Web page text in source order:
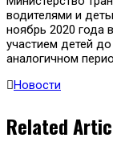
водителями и
ноябрь 2020 года
участием детей
аналогичном
Новости
Related